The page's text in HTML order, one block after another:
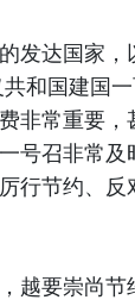
发达国家
和国建国
非常重要
号召非常
行节约、
越要崇尚